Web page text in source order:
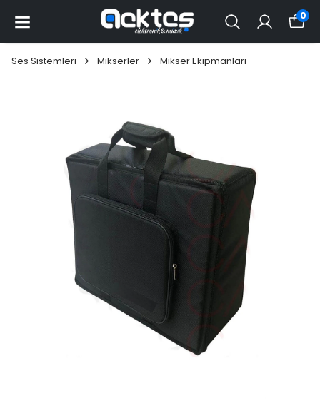
0
Ses Sistemleri Mikserler Mikser Ekipmanları